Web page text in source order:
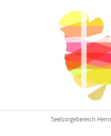
Seelsorgebereich